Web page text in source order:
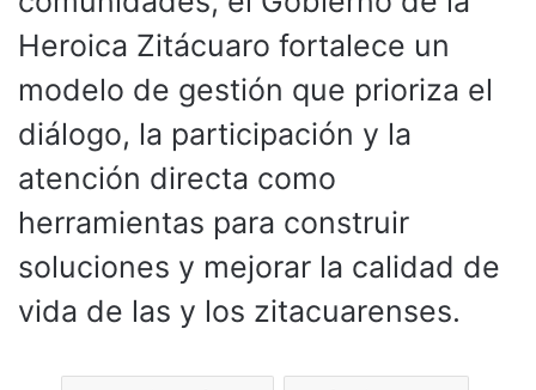
Heroica Zitácuaro fortalece un
modelo de gestión que prioriza el
diálogo, la participación y la
atención directa como
herramientas para construir
soluciones y mejorar la calidad de
vida de las y los zitacuarenses.